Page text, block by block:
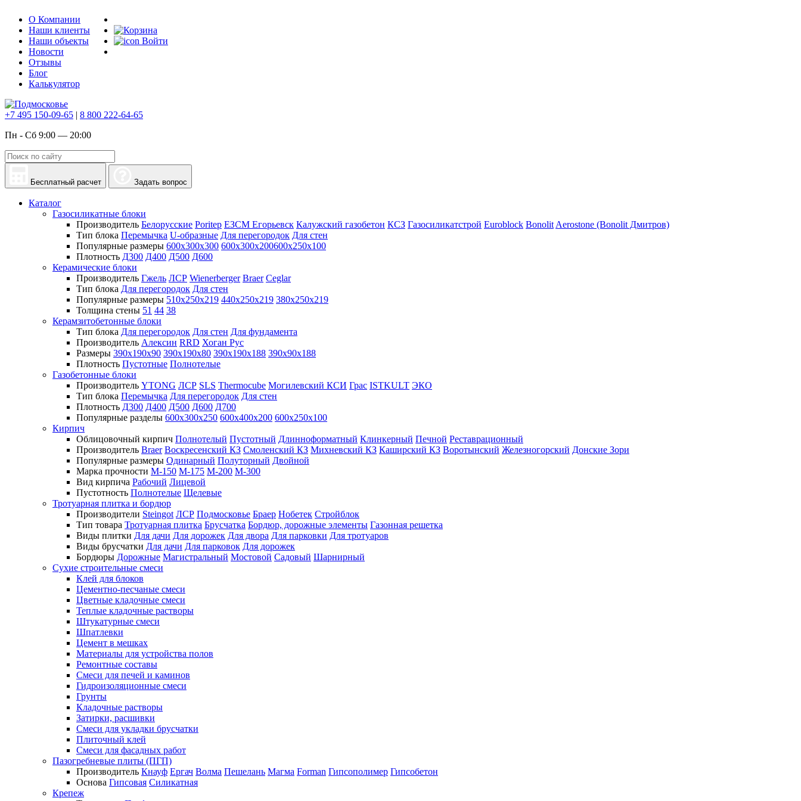
О Компании
Наши клиенты
Наши объекты
Новости
Отзывы
Блог
Калькулятор
Войти
+7 495 150-09-65 | 8 800 222-64-65
Пн - Сб 9:00 — 20:00
Бесплатный расчет Задать вопрос
Каталог
Газосиликатные блоки
Производитель Белорусские Poritep ЕЗСМ Егорьевск Калужский газобетон КСЗ Газосиликатстрой Euroblock Bonolit Aerostone (Bonolit Дмитров)
Тип блока Перемычка U-образные Для перегородок Для стен
Популярные размеры 600х300х300 600х300х200600х250х100
Плотность Д300 Д400 Д500 Д600
Керамические блоки
Производитель Гжель ЛСР Wienerberger Braer Ceglar
Тип блока Для перегородок Для стен
Популярные размеры 510х250х219 440х250х219 380х250х219
Толщина стены 51 44 38
Керамзитобетонные блоки
Тип блока Для перегородок Для стен Для фундамента
Производитель Алексин RRD Хоган Рус
Размеры 390х190х90 390х190х80 390х190х188 390х90х188
Плотность Пустотные Полнотелые
Газобетонные блоки
Производитель YTONG ЛСР SLS Thermocube Могилевский КСИ Грас ISTKULT ЭКО
Тип блока Перемычка Для перегородок Для стен
Плотность Д300 Д400 Д500 Д600 Д700
Популярные разделы 600х300х250 600х400х200 600х250х100
Кирпич
Облицовочный кирпич Полнотелый Пустотный Длинноформатный Клинкерный Печной Реставрационный
Производитель Braer Воскресенский КЗ Смоленский КЗ Михневский КЗ Каширский КЗ Воротынский Железногорский Донские Зори
Популярные размеры Одинарный Полуторный Двойной
Марка прочности М-150 М-175 М-200 М-300
Вид кирпича Рабочий Лицевой
Пустотность Полнотелые Щелевые
Тротуарная плитка и бордюр
Производители Steingot ЛСР Подмосковье Браер Нобетек Стройблок
Тип товара Тротуарная плитка Брусчатка Бордюр, дорожные элементы Газонная решетка
Виды плитки Для дачи Для дорожек Для двора Для парковки Для тротуаров
Виды брусчатки Для дачи Для парковок Для дорожек
Бордюры Дорожные Магистральный Мостовой Садовый Шарнирный
Сухие строительные смеси
Клей для блоков
Цементно-песчаные смеси
Цветные кладочные смеси
Теплые кладочные растворы
Штукатурные смеси
Шпатлевки
Цемент в мешках
Материалы для устройства полов
Ремонтные составы
Смеси для печей и каминов
Гидроизоляционные смеси
Грунты
Кладочные растворы
Затирки, расшивки
Смеси для укладки брусчатки
Плиточный клей
Смеси для фасадных работ
Пазогребневые плиты (ПГП)
Производитель Кнауф Ергач Волма Пешелань Магма Forman Гипсополимер Гипсобетон
Основа Гипсовая Силикатная
Крепеж